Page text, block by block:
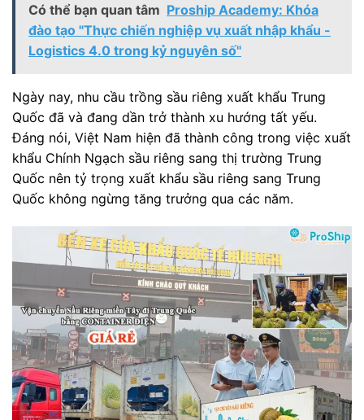
Có thể bạn quan tâm Proship Academy: Khóa
đào tạo "Thực chiến nghiệp vụ xuất nhập khẩu -
Logistics 4.0 trong kỷ nguyên số"
Ngày nay, nhu cầu trồng sầu riêng xuất khẩu Trung
Quốc đã và đang dần trở thành xu hướng tất yếu.
Đáng nói, Việt Nam hiện đã thành công trong việc xuất
khẩu Chính Ngạch sầu riêng sang thị trường Trung
Quốc nên tỷ trọng xuất khẩu sầu riêng sang Trung
Quốc không ngừng tăng trưởng qua các năm.